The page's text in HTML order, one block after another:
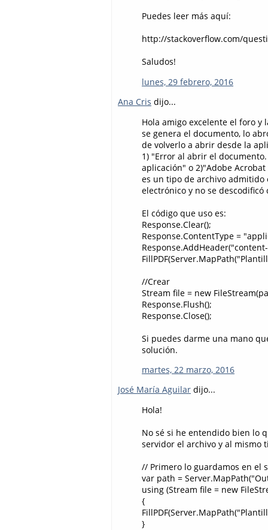
Puedes leer más aquí:
http://stackoverflow.com/
Saludos!
lunes, 29 febrero, 2016
Ana Cris dijo...
Hola amigo excelente el foro
se genera el documento, lo
de volverlo a abrir desde la
1) "Error al abrir el
aplicación" o 2)"Adobe
es un tipo de archivo admitido
electrónico y no se descodificó
El código que uso es:
Response.Clear();
Response.ContentType =
//Crear
Stream file = new
Response.Flush();
Response.Close();
Si puedes darme una mano
solución.
martes, 22 marzo, 2016
José María Aguilar dijo...
Hola!
No sé si he entendido bien lo
servidor el archivo y al mismo
// Primero lo guardamos en el
var path =
using (Stream file = new
{
}